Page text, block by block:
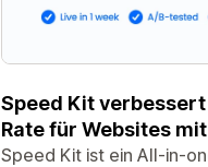
Speed Kit
Rate für Websites
Speed Kit ist ein All-in-